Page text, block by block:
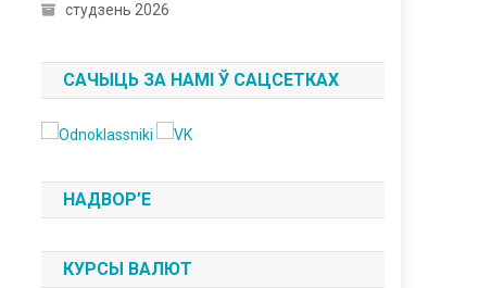
студзень 2026
САЧЫЦЬ ЗА НАМІ Ў САЦСЕТКАХ
НАДВОР’Е
КУРСЫ ВАЛЮТ